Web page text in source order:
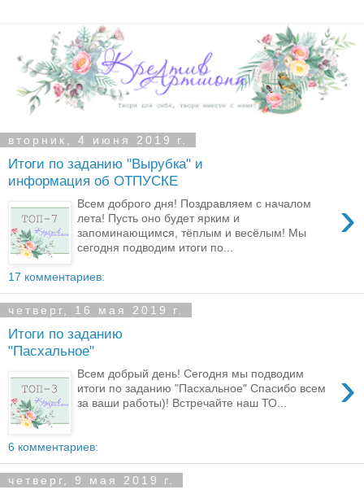
вторник, 4 июня 2019 г.
Итоги по заданию "Вырубка" и
информация об ОТПУСКЕ
›
Всем доброго дня! Поздравляем с началом
лета! Пусть оно будет ярким и
запоминающимся, тёплым и весёлым! Мы
сегодня подводим итоги по...
17 комментариев:
четверг, 16 мая 2019 г.
Итоги по заданию
"Пасхальное"
›
Всем добрый день! Сегодня мы подводим
итоги по заданию "Пасхальное" Спасибо всем
за ваши работы)! Встречайте наш ТО...
6 комментариев:
четверг, 9 мая 2019 г.